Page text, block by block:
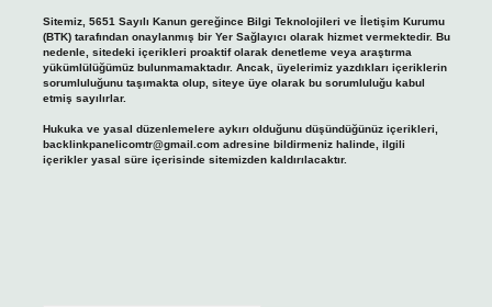
Sitemiz, 5651 Sayılı Kanun gereğince Bilgi Teknolojileri ve İletişim Kurumu
(BTK) tarafından onaylanmış bir Yer Sağlayıcı olarak hizmet vermektedir. Bu
nedenle, sitedeki içerikleri proaktif olarak denetleme veya araştırma
yükümlülüğümüz bulunmamaktadır. Ancak, üyelerimiz yazdıkları içeriklerin
sorumluluğunu taşımakta olup, siteye üye olarak bu sorumluluğu kabul
etmiş sayılırlar.
Hukuka ve yasal düzenlemelere aykırı olduğunu düşündüğünüz içerikleri,
backlinkpanelicomtr@gmail.comadresine bildirmeniz halinde, ilgili
içerikler yasal süre içerisinde sitemizden kaldırılacaktır.